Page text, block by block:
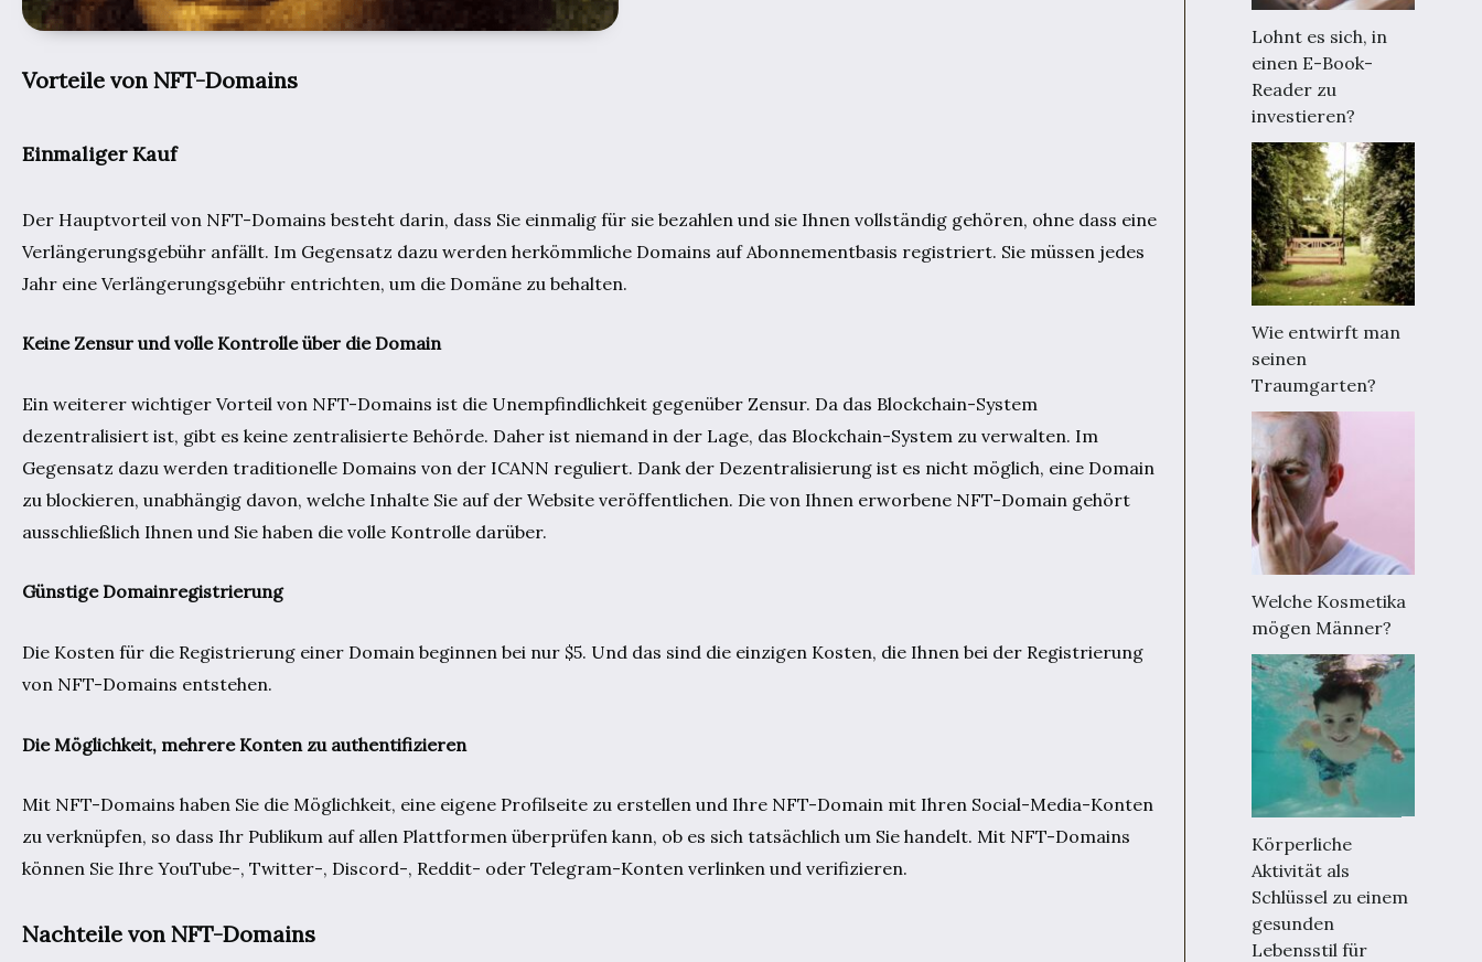
Vorteile von NFT-Domains
Einmaliger Kauf
Der Hauptvorteil von NFT-Domains besteht darin, dass Sie einmalig für sie bezahlen und sie Ihnen vollständig gehören, ohne dass eine
Verlängerungsgebühr anfällt. Im Gegensatz dazu werden herkömmliche Domains auf Abonnementbasis registriert. Sie müssen jedes
Jahr eine Verlängerungsgebühr entrichten, um die Domäne zu behalten.
Keine Zensur und volle Kontrolle über die Domain
Ein weiterer wichtiger Vorteil von NFT-Domains ist die Unempfindlichkeit gegenüber Zensur. Da das Blockchain-System
dezentralisiert ist, gibt es keine zentralisierte Behörde. Daher ist niemand in der Lage, das Blockchain-System zu verwalten. Im
Gegensatz dazu werden traditionelle Domains von der ICANN reguliert. Dank der Dezentralisierung ist es nicht möglich, eine Domain
zu blockieren, unabhängig davon, welche Inhalte Sie auf der Website veröffentlichen. Die von Ihnen erworbene NFT-Domain gehört
ausschließlich Ihnen und Sie haben die volle Kontrolle darüber.
Günstige Domainregistrierung
Die Kosten für die Registrierung einer Domain beginnen bei nur $5. Und das sind die einzigen Kosten, die Ihnen bei der Registrierung
von NFT-Domains entstehen.
Die Möglichkeit, mehrere Konten zu authentifizieren
Mit NFT-Domains haben Sie die Möglichkeit, eine eigene Profilseite zu erstellen und Ihre NFT-Domain mit Ihren Social-Media-Konten
zu verknüpfen, so dass Ihr Publikum auf allen Plattformen überprüfen kann, ob es sich tatsächlich um Sie handelt. Mit NFT-Domains
können Sie Ihre YouTube-, Twitter-, Discord-, Reddit- oder Telegram-Konten verlinken und verifizieren.
Nachteile von NFT-Domains
Lohnt es sich, in
einen E-Book-
Reader zu
investieren?
Wie entwirft man
seinen
Traumgarten?
Welche Kosmetika
mögen Männer?
Körperliche
Aktivität als
Schlüssel zu einem
gesunden
Lebensstil für